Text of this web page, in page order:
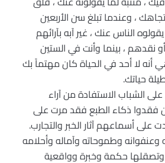
، وعندما تبلغ سن الأربعين
الناس عنك ، غير آبه بآرائهم
نقدهم ، بينما وأنت في الستين
أنه لا أحد في الحياة كان مهتماً بك
حياتك.
الشباب الاستفادة من آراء
فقدوا ذكاء الطبع فقد مرت على
على أسماعهم آثار الخبر والتجارب.
وطموحاته وآماله وأحلامه
وتصقلها حكمة وخبرة وواقعية